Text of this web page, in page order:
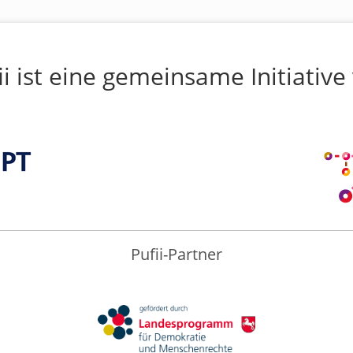
ist eine gemeinsame Initiative
Pufii-Partner